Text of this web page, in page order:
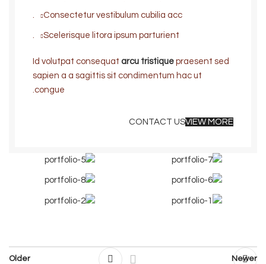
Consectetur vestibulum cubilia acc.
Scelerisque litora ipsum parturient.
Id volutpat consequat arcu tristique praesent sed
sapien a a sagittis sit condimentum hac ut
congue.
VIEW MORE
CONTACT US
Newer
Older